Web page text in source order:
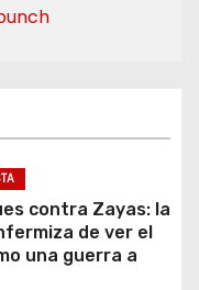
contra Zayas: la
de ver el
una guerra a